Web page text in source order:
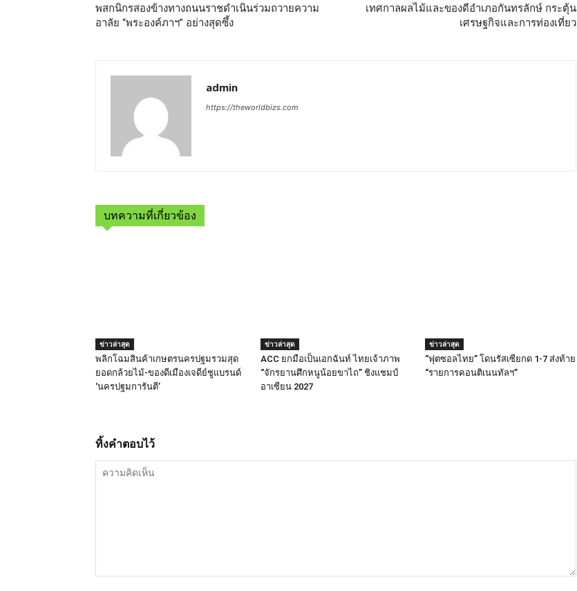
พสกนิกรสองข้างทางถนนราชดำเนินร่วมถวายความ
อาลัย “พระองค์ภาฯ” อย่างสุดซึ้ง
เทศกาลผลไม้และของดีอำเภอกันทรลักษ์ กระตุ้น
เศรษฐกิจและการท่องเที่ยว
admin
https://theworldbizs.com
บทความที่เกี่ยวข้อง
ข่าวล่าสุด
พลิกโฉมสินค้าเกษตรนครปฐมรวมสุด
ยอดกล้วยไม้-ของดีเมืองเจดีย์ชูแบรนด์
‘นครปฐมการันตี’
ข่าวล่าสุด
ACC ยกมือเป็นเอกฉันท์ ไทยเจ้าภาพ
“จักรยานศึกหนูน้อยขาไถ” ชิงแชมป์
อาเซียน 2027
ข่าวล่าสุด
“ฟุตซอลไทย” โดนรัสเซียกด 1-7 ส่งท้าย
“รายการคอนติเนนทัลฯ”
ทิ้งคำตอบไว้